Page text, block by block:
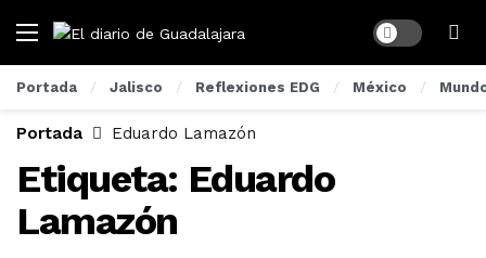
Dark mode
Portada Jalisco Reflexiones EDG México
Portada Eduardo Lamazón
Etiqueta: Eduardo
Lamazón